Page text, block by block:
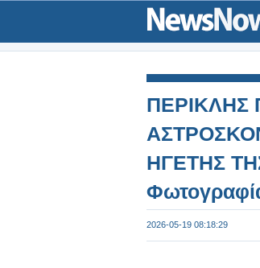
ΠΕΡΙΚΛΗΣ
ΗΓΕΤΗΣ
2026-05-19 08:18:29